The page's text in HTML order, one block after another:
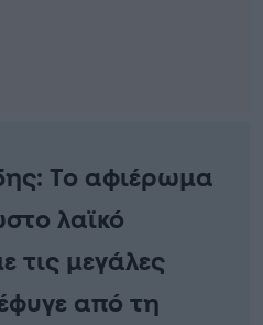
Το αφιέρωμα
λαϊκό
τις μεγάλες
από τη